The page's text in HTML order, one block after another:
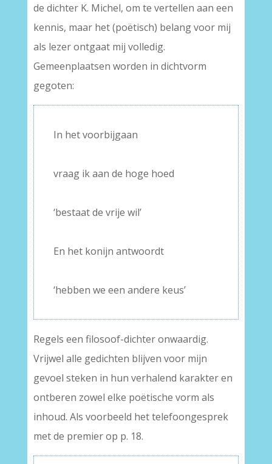
de dichter K. Michel, om te vertellen aan een
kennis, maar het (poëtisch) belang voor mij
als lezer ontgaat mij volledig.
Gemeenplaatsen worden in dichtvorm
gegoten:
In het voorbijgaan
vraag ik aan de hoge hoed
‘bestaat de vrije wil’
En het konijn antwoordt
‘hebben we een andere keus’
Regels een filosoof-dichter onwaardig.
Vrijwel alle gedichten blijven voor mijn
gevoel steken in hun verhalend karakter en
ontberen zowel elke poëtische vorm als
inhoud. Als voorbeeld het telefoongesprek
met de premier op p. 18.